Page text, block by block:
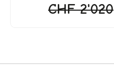
CHF2'020